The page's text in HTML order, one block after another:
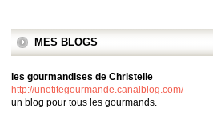
MES BLOGS
les gourmandises de Christelle
http://unetitegourmande.canalblog.com/
un blog pour tous les gourmands.